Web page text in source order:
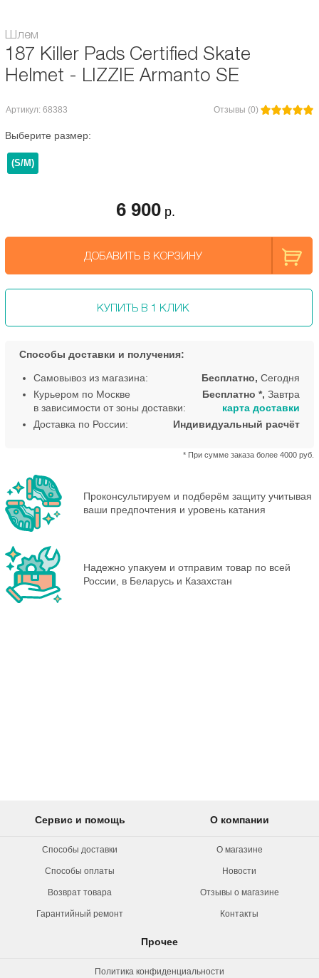
Шлем
187 Killer Pads Certified Skate
Helmet - LIZZIE Armanto SE
Артикул: 68383 Отзывы (0)
Выберите размер:
(S/M)
6 900р.
ДОБАВИТЬ В КОРЗИНУ
КУПИТЬ В 1 КЛИК
Способы доставки и получения:
Самовывоз из магазина: Бесплатно, Сегодня
Курьером по Москве
в зависимости от зоны доставки:
Бесплатно *, Завтра
* При сумме заказа более 4000 руб.
карта доставки
Доставка по России:
Индивидуальный расчёт
Проконсультируем и подберём защиту учитывая
ваши предпочтения и уровень катания
Надежно упакуем и отправим товар по всей
России, в Беларусь и Казахстан
Сервис и помощь
Способы доставки
Способы оплаты
Возврат товара
Гарантийный ремонт
О компании
О магазине
Новости
Отзывы о магазине
Контакты
Прочее
Политика конфиденциальности